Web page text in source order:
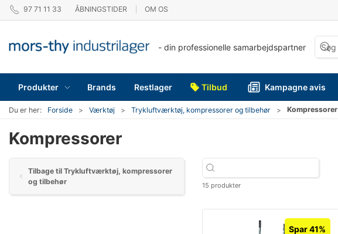
97 71 11 33 ÅBNINGSTIDER OM OS
- din professionelle samarbejdspartner
Produkter Brands Restlager Tilbud Kampagne avis
Du er her: Forside Værktøj Trykluftværktøj, kompressorer og tilbehør Kompressorer
Kompressorer
Tilbage til Trykluftværktøj, kompressorer
og tilbehør
15 produkter
Spar 41%